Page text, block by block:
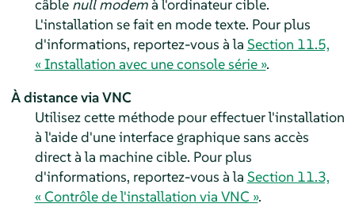
câble null modemà l'ordinateur cible.
L'installation se fait en mode texte. Pour plus
d'informations, reportez-vous à la Section 11.5,
« Installation avec une console série ».
À distance via VNC
Utilisez cette méthode pour effectuer l'installation
à l'aide d'une interface graphique sans accès
direct à la machine cible. Pour plus
d'informations, reportez-vous à la Section 11.3,
« Contrôle de l'installation via VNC ».